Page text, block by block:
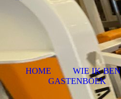
HOME WIE IK BEN
GASTENBOEK